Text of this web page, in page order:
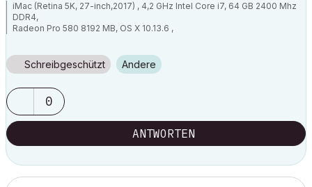
iMac (Retina 5K, 27-inch,2017) , 4,2 GHz Intel Core i7, 64 GB 2400 Mhz
DDR4,
Radeon Pro 580 8192 MB, OS X 10.13.6 ,
Schreibgeschützt Andere
0
ANTWORTEN